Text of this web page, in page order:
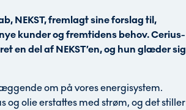
NEKST, fremlagt sine forslag til,
kunder og fremtidens behov. Cerius-
en del af NEKST’en, og hun glæder sig
om på vores energisystem.
og olie erstattes med strøm, og det stiller